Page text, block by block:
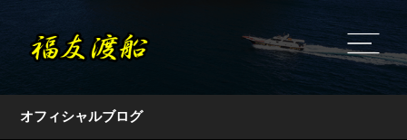
オフィシャルブログ